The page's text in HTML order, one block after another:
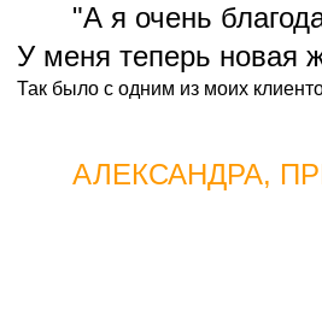
"А я очень
У меня теперь новая
Так было с одним из моих
АЛЕКСАНДРА,